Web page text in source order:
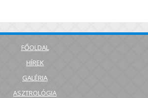
FŐOLDAL
HÍREK
GALÉRIA
ASZTROLÓGIA